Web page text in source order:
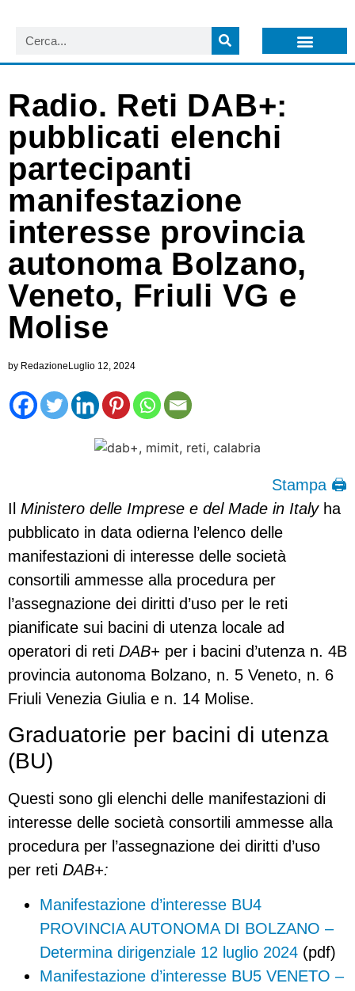
Radio. Reti DAB+:
pubblicati elenchi
partecipanti
manifestazione
interesse provincia
autonoma Bolzano,
Veneto, Friuli VG e
Molise
by Redazione Luglio 12, 2024
Stampa 🖨
Il Ministero delle Imprese e del Made in Italyha
pubblicato in data odierna l’elenco delle
manifestazioni di interesse delle società
consortili ammesse alla procedura per
l’assegnazione dei diritti d’uso per le reti
pianificate sui bacini di utenza locale ad
operatori di reti DAB+ per i bacini d’utenza n. 4B
provincia autonoma Bolzano, n. 5 Veneto, n. 6
Friuli Venezia Giulia e n. 14 Molise.
Graduatorie per bacini di utenza
(BU)
Questi sono gli elenchi delle manifestazioni di
interesse delle società consortili ammesse alla
procedura per l’assegnazione dei diritti d’uso
per reti DAB+:
Manifestazione d’interesse BU4
PROVINCIA AUTONOMA DI BOLZANO –
Determina dirigenziale 12 luglio 2024 (pdf)
Manifestazione d’interesse BU5 VENETO –